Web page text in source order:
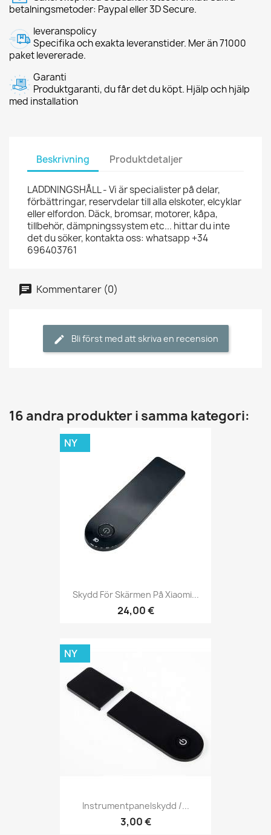
betalningsmetoder: Paypal eller 3D Secure.
leveranspolicy
Specifika och exakta leveranstider. Mer än 71000
paket levererade.
Garanti
Produktgaranti, du får det du köpt. Hjälp och hjälp
med installation
Beskrivning Produktdetaljer
LADDNINGSHÅLL - Vi är specialister på delar,
förbättringar, reservdelar till alla elskoter, elcyklar
eller elfordon. Däck, bromsar, motorer, kåpa,
tillbehör, dämpningssystem etc... hittar du inte
det du söker, kontakta oss: whatsapp +34
696403761
Kommentarer (0)
Bli först med att skriva en recension
16 andra produkter i samma kategori:
Skydd För Skärmen På Xiaomi...
24,00 €
NY
Instrumentpanelskydd /...
3,00 €
NY